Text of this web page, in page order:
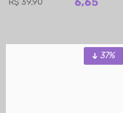
R$ 39,90
37%